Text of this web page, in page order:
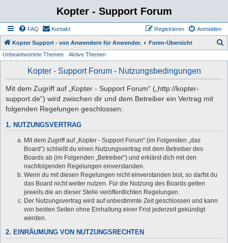
Kopter - Support Forum
FAQ Kontakt Anmelden
Registrieren
Kopter Support - von Anwendern für Anwender. Foren-Übersicht
Unbeantwortete Themen Aktive Themen
Kopter - Support Forum - Nutzungsbedingungen
Mit dem Zugriff auf „Kopter - Support Forum“ („http://kopter-
support.de“) wird zwischen dir und dem Betreiber ein Vertrag mit
folgenden Regelungen geschlossen:
1. NUTZUNGSVERTRAG
Mit dem Zugriff auf „Kopter - Support Forum“ (im Folgenden „das
Board“) schließt du einen Nutzungsvertrag mit dem Betreiber des
Boards ab (im Folgenden „Betreiber“) und erklärst dich mit den
nachfolgenden Regelungen einverstanden.
Wenn du mit diesen Regelungen nicht einverstanden bist, so darfst du
das Board nicht weiter nutzen. Für die Nutzung des Boards gelten
jeweils die an dieser Stelle veröffentlichten Regelungen.
Der Nutzungsvertrag wird auf unbestimmte Zeit geschlossen und kann
von beiden Seiten ohne Einhaltung einer Frist jederzeit gekündigt
werden.
2. EINRÄUMUNG VON NUTZUNGSRECHTEN